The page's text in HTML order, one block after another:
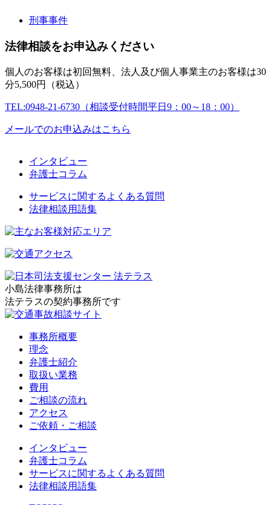
刑事事件
法律相談をお申込みください
個人のお客様は初回無料、法人及び個人事業主のお客様は30
分5,500円（税込）
TEL:0948-21-6730（相談受付時間平日9：00～18：00）
メールでのお申込みはこちら
インタビュー
弁護士コラム
サービスに関するよくある質問
法律相談用語集
小島法律事務所は
法テラスの契約事務所です
事務所概要
理念
弁護士紹介
取扱い業務
費用
ご相談の流れ
アクセス
ご依頼・ご相談
インタビュー
弁護士コラム
サービスに関するよくある質問
法律相談用語集